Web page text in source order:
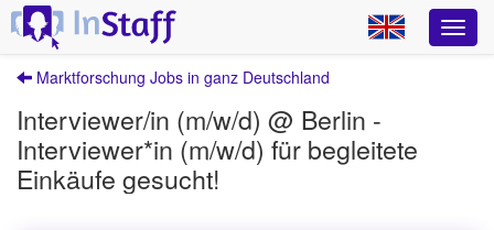
Marktforschung Jobs in ganz Deutschland
Interviewer/in (m/w/d) @ Berlin -
Interviewer*in (m/w/d) für begleitete
Einkäufe gesucht!